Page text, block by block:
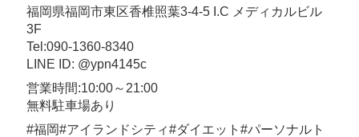
福岡県福岡市東区香椎照葉3-4-5 I.C メディカルビル
3F
Tel:090-1360-8340
LINE ID: @ypn4145c
営業時間:10:00～21:00
無料駐車場あり
#福岡#アイランドシティ#ダイエット#パーソナルト